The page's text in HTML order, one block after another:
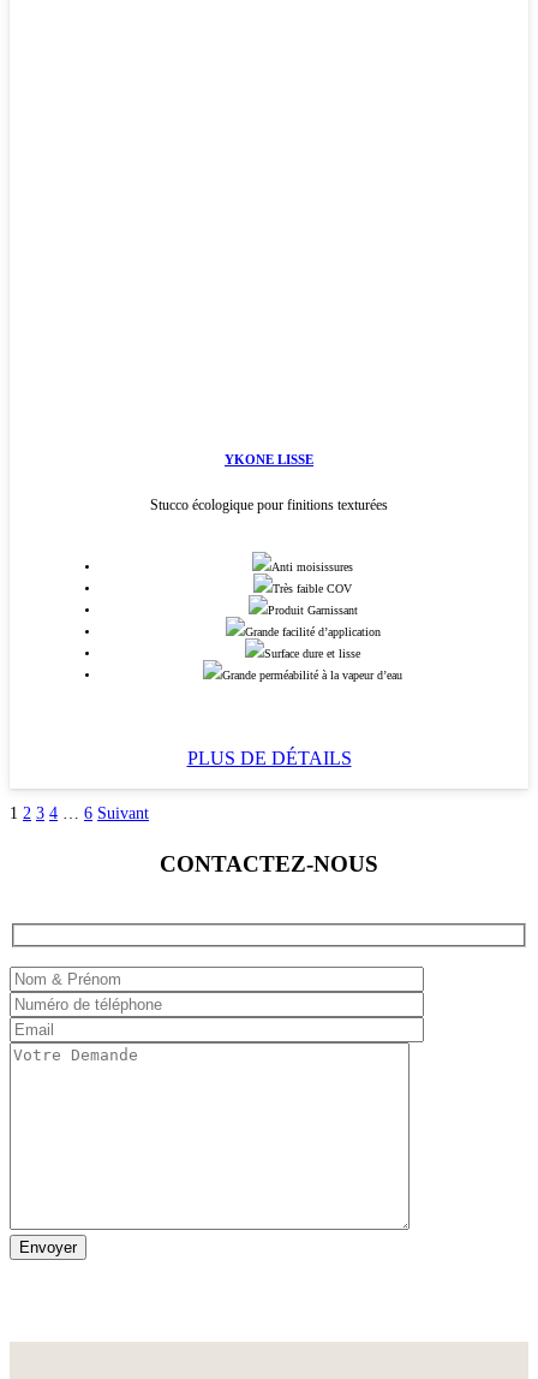
YKONE LISSE
Stucco écologique pour finitions texturées
Anti moisissures
Très faible COV
Produit Garnissant
Grande facilité d’application
Surface dure et lisse
Grande perméabilité à la vapeur d’eau
PLUS DE DÉTAILS
1 2 3 4 … 6 Suivant
CONTACTEZ-NOUS